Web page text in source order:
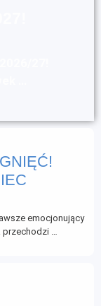
emocjonujący
przechodzi …